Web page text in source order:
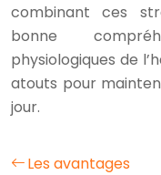
combinant ces
bonne
physiologiques de
atouts pour
jour.
Les avantages